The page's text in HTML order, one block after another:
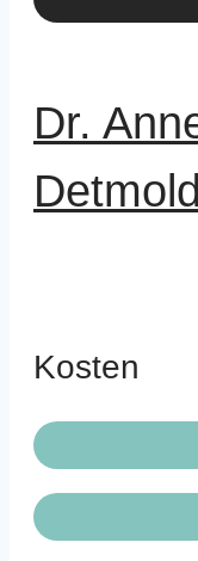
Dr.
Detmold
Kosten